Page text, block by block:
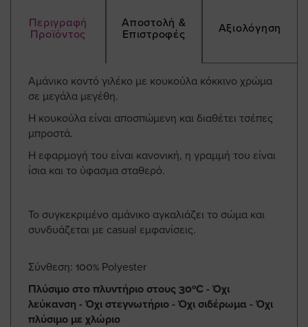
Περιγραφή
Προϊόντος
Αποστολή &
Επιστροφές
Αξιολόγηση
Αμάνικο κοντό γιλέκο με κουκούλα κόκκινο χρώμα
σε μεγάλα μεγέθη.
Η κουκούλα είναι αποσπώμενη και διαθέτει τσέπες
μπροστά.
Η εφαρμογή του είναι κανονική, η γραμμή του είναι
ίσια και το ύφασμα σταθερό.
Το συγκεκριμένο αμάνικο αγκαλιάζει το σώμα και
συνδυάζεται με casual εμφανίσεις.
Σύνθεση: 100% Polyester
Πλύσιμο στο πλυντήριο στους 30ºC - Όχι
λεύκανση - Όχι στεγνωτήριο - Όχι σιδέρωμα - Όχι
πλύσιμο με χλώριο